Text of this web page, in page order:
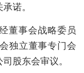
诺。
董事会战略委员
独立董事专门会
股东会审议。